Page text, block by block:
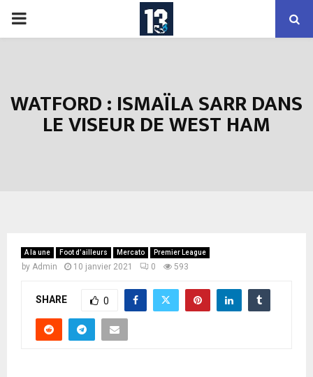
PRIMARY
WATFORD : ISMAÏLA SARR DANS
LE VISEUR DE WEST HAM
A la une Foot d’ailleurs Mercato Premier League
by Admin 10 janvier 2021 0 593
SHARE 0